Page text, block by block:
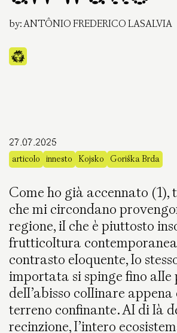
by:ANTÔNIO FREDERICO LASALVIA
27.07.2025
articolo innesto Kojsko Goriška Brda
Come ho già accennato
che mi circondano
regione, il che è piuttosto
frutticoltura
contrasto eloquente, lo
importata si spinge fino
dell’abisso collinare
terreno confinante. Al di là
recinzione, l’intero